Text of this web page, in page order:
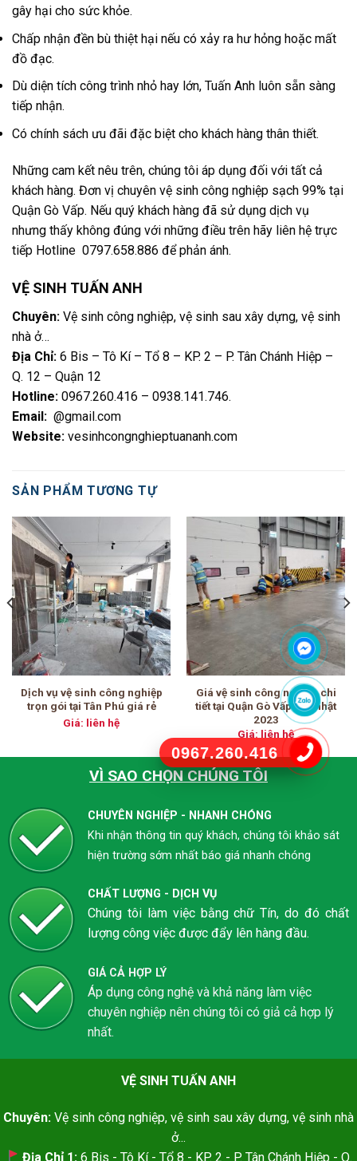
0967.260.416
gây hại cho sức khỏe.
Chấp nhận đền bù thiệt hại nếu có xảy ra hư hỏng hoặc mất
đồ đạc.
Dù diện tích công trình nhỏ hay lớn, Tuấn Anh luôn sẵn sàng
tiếp nhận.
Có chính sách ưu đãi đặc biệt cho khách hàng thân thiết.
Những cam kết nêu trên, chúng tôi áp dụng đối với tất cả
khách hàng. Đơn vị chuyên vệ sinh công nghiệp sạch 99% tại
Quận Gò Vấp. Nếu quý khách hàng đã sử dụng dịch vụ
nhưng thấy không đúng với những điều trên hãy liên hệ trực
tiếp Hotline 0797.658.886 để phản ánh.
VỆ SINH TUẤN ANH
Chuyên: Vệ sinh công nghiệp, vệ sinh sau xây dựng, vệ sinh
nhà ở…
Địa Chỉ: 6 Bis – Tô Kí – Tổ 8 – KP. 2 – P. Tân Chánh Hiệp –
Q. 12 – Quận 12
Hotline: 0967.260.416 – 0938.141.746.
Email: @gmail.com
Website: vesinhcongnghieptuananh.com
SẢN PHẨM TƯƠNG TỰ
Dịch vụ vệ sinh công nghiệp
trọn gói tại Tân Phú giá rẻ
Giá: liên hệ
Giá vệ sinh công nghiệp chi
tiết tại Quận Gò Vấp cập nhật
2023
Giá: liên hệ
VÌ SAO CHỌN CHÚNG TÔI
CHUYÊN NGHIỆP - NHANH CHÓNG
Khi nhận thông tin quý khách, chúng tôi khảo sát
hiện trường sớm nhất báo giá nhanh chóng
CHẤT LƯỢNG - DỊCH VỤ
Chúng tôi làm việc bằng chữ Tín, do đó chất
lượng công việc được đẩy lên hàng đầu.
GIÁ CẢ HỢP LÝ
Áp dụng công nghệ và khả năng làm việc
chuyên nghiệp nên chúng tôi có giả cả hợp lý
nhất.
VỆ SINH TUẤN ANH
Chuyên: Vệ sinh công nghiệp, vệ sinh sau xây dựng, vệ sinh nhà
ở...
Địa Chỉ 1: 6 Bis - Tô Kí - Tổ 8 - KP. 2 - P. Tân Chánh Hiệp - Q.